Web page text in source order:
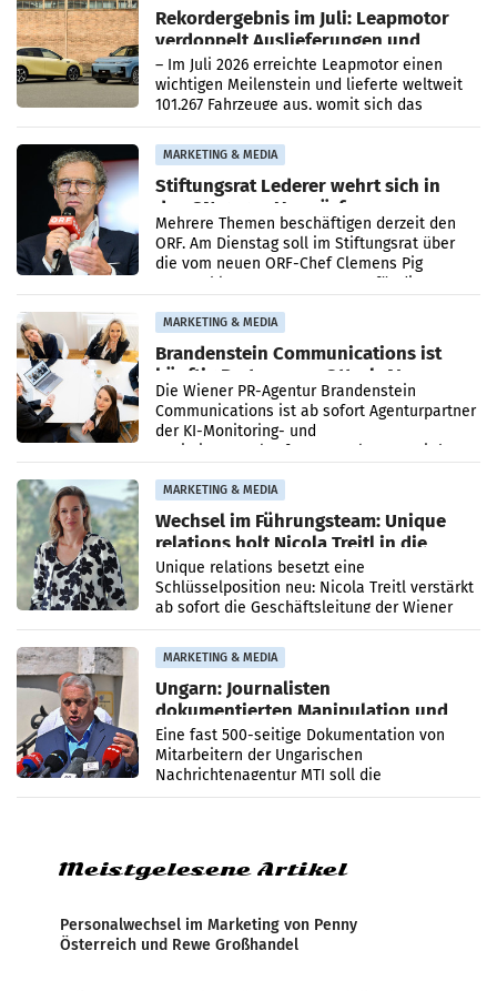
Rekordergebnis im Juli: Leapmotor
verdoppelt Auslieferungen und
überschreitet die 100.000er-Marke
– Im Juli 2026 erreichte Leapmotor einen
wichtigen Meilenstein und lieferte weltweit
101.267 Fahrzeuge aus, womit sich das
Ergebnis gegenüber Juli 2025 mehr als
verdoppelte (+102
MARKETING & MEDIA
Stiftungsrat Lederer wehrt sich in
den SN gegen Vorwürfe
Mehrere Themen beschäftigen derzeit den
ORF. Am Dienstag soll im Stiftungsrat über
die vom neuen ORF-Chef Clemens Pig
vorgeschlagenen Besetzungen für die
MARKETING & MEDIA
Brandenstein Communications ist
künftig Partner von OtterlyAI
Die Wiener PR-Agentur Brandenstein
Communications ist ab sofort Agenturpartner
der KI-Monitoring- und
Optimierungsplattform OtterlyAI. Damit baut
MARKETING & MEDIA
Wechsel im Führungsteam: Unique
relations holt Nicola Treitl in die
Geschäftsleitung
Unique relations besetzt eine
Schlüsselposition neu: Nicola Treitl verstärkt
ab sofort die Geschäftsleitung der Wiener
PR-Agentur an der Seite von Josef Kalina und
Anna Kalina-Mahr.
MARKETING & MEDIA
Ungarn: Journalisten
dokumentierten Manipulation und
Zensur
Eine fast 500-seitige Dokumentation von
Mitarbeitern der Ungarischen
Nachrichtenagentur MTI soll die
systematische Nachrichten-Manipulation und
Meistgelesene Artikel
Personalwechsel im Marketing von Penny
Österreich und Rewe Großhandel